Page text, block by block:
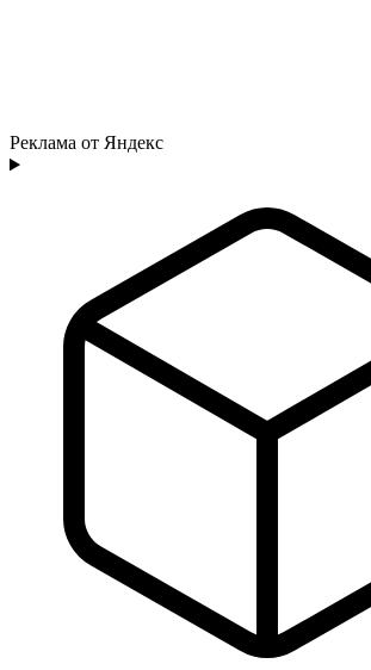
Реклама от Яндекс